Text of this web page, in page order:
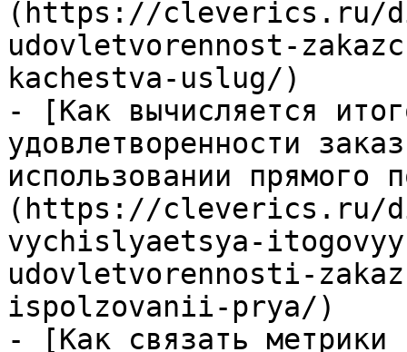
(https://cleverics.ru/
udovletvorennost-
kachestva-uslug/)
- [Как вычисляется
удовлетворенности
использовании прямого
(https://cleverics.ru/
vychislyaetsya-
udovletvorennosti-
ispolzovanii-prya/)
- [Как связать метрики